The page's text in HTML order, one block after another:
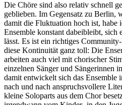
Die Chöre sind also relativ schnell
geblieben. Im Gegensatz zu Berlin,
damit die Fluktuation hoch ist, habe
Ensemble konstant dabeibleibt, sich
lässt. Es ist ein richtiges
diese Kontinuität ganz toll: Die
arbeiten auch viel mit chorischer
einzelnen Sänger und Sängerinnen
damit entwickelt sich das Ensemble
nach und nach anspruchsvollere
kleine Soloparts aus dem Chor